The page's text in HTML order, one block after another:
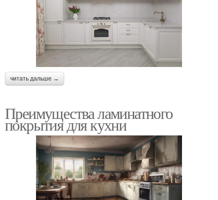
читать дальше →
Преимущества ламинатного
покрытия для кухни